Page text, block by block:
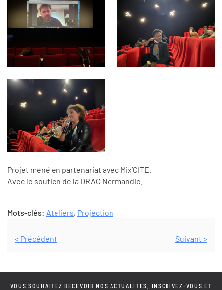
Projet mené en partenariat avec Mix’CITE.
Avec le soutien de la DRAC Normandie.
Mots-clés: Ateliers, Projection
< Précédent Suivant >
VOUS SOUHAITEZ RECEVOIR NOS ACTUALITÉS, INSCRIVEZ-VOUS ET